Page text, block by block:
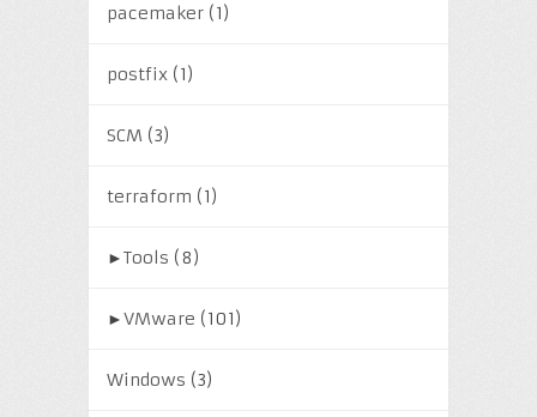
pacemaker(1)
postfix(1)
SCM (3)
terraform (1)
►Tools (8)
►VMware (101)
Windows (3)